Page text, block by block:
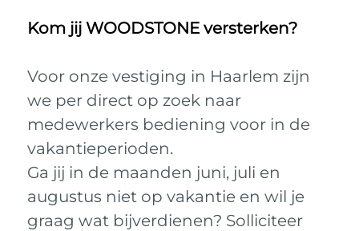
Kom jij WOODSTONE versterken?
Voor onze vestiging in Haarlem zijn
we per direct op zoek naar
medewerkers bediening voor in de
vakantieperioden.
Ga jij in de maanden juni, juli en
augustus niet op vakantie en wil je
graag wat bijverdienen? Solliciteer